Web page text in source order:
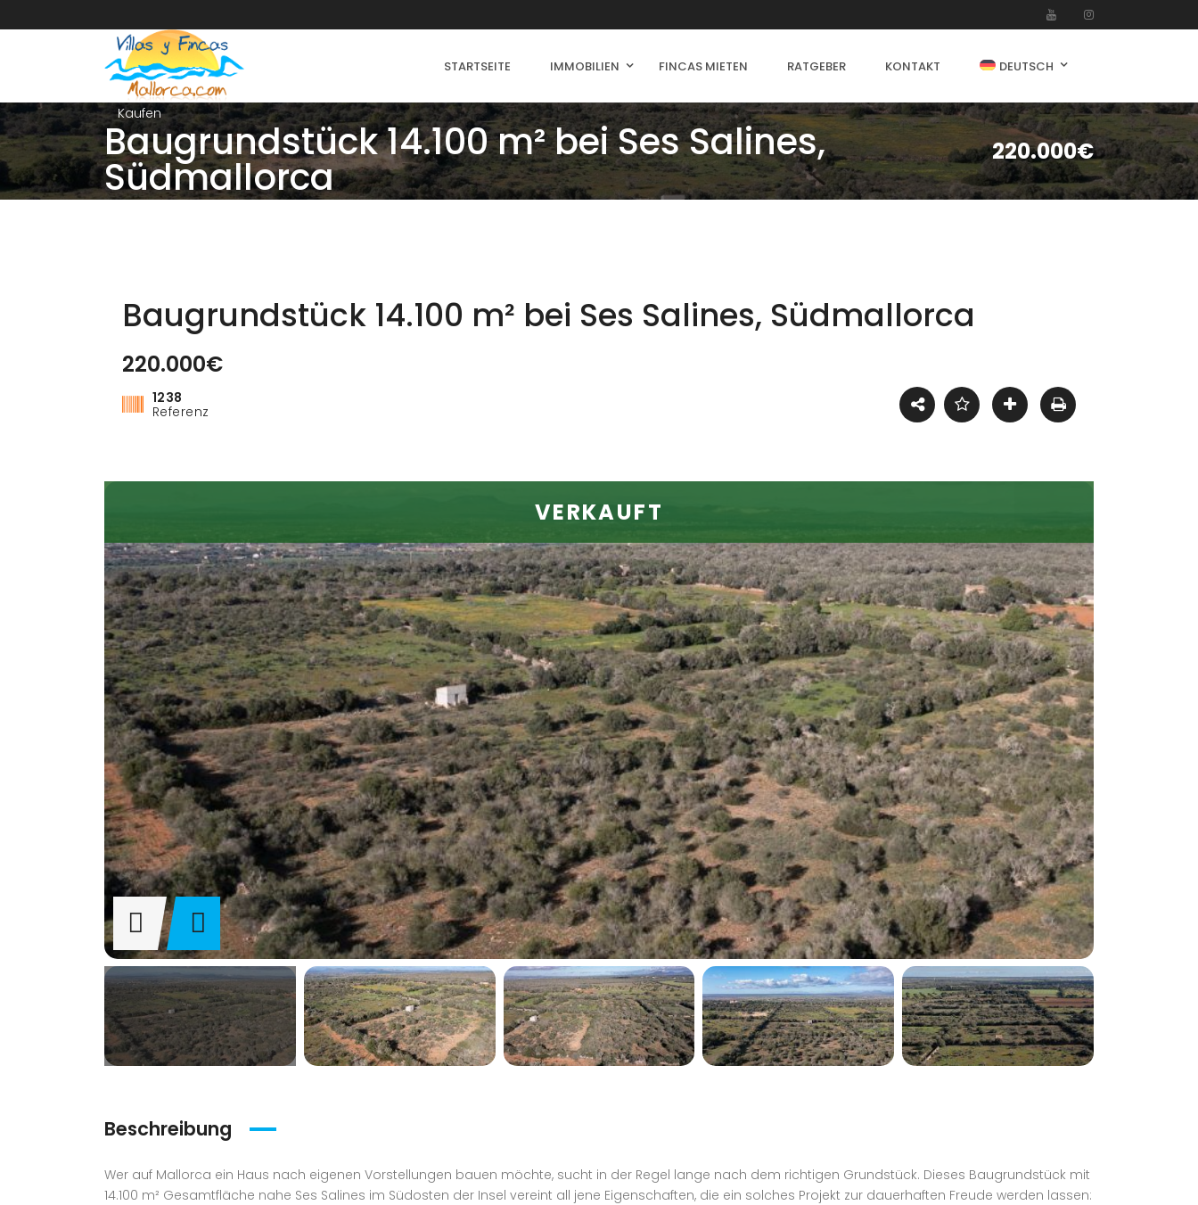
STARTSEITE IMMOBILIEN FINCAS MIETEN RATGEBER KONTAKT DEUTSCH
Kaufen
Baugrundstück 14.100 m² bei Ses Salines,
Südmallorca
220.000€
Baugrundstück 14.100 m² bei Ses Salines, Südmallorca
220.000€
1238
Referenz
VERKAUFT
Beschreibung
Wer auf Mallorca ein Haus nach eigenen Vorstellungen bauen möchte, sucht in der Regel lange nach dem richtigen Grundstück. Dieses Baugrundstück mit
14.100 m² Gesamtfläche nahe Ses Salines im Südosten der Insel vereint all jene Eigenschaften, die ein solches Projekt zur dauerhaften Freude werden lassen: